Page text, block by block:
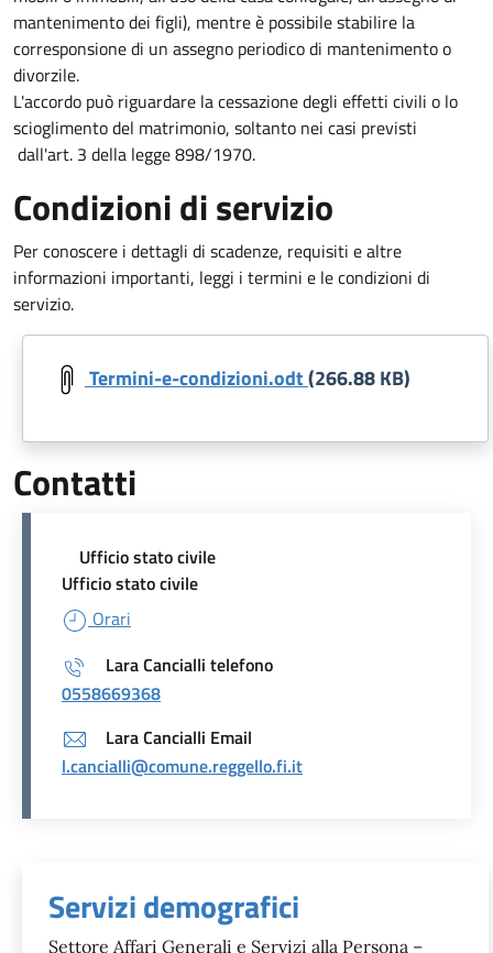
mantenimento dei figli), mentre è possibile stabilire la
corresponsione di un assegno periodico di mantenimento o
divorzile.
L'accordo può riguardare la cessazione degli effetti civili o lo
scioglimento del matrimonio, soltanto nei casi previsti
dall'art. 3 della legge 898/1970.
Condizioni di servizio
Per conoscere i dettagli di scadenze, requisiti e altre
informazioni importanti, leggi i termini e le condizioni di
servizio.
Document
Termini-e-condizioni.odt(266.88 KB)
Contatti
Ufficio stato civile
Ufficio stato civile
Orari
Lara Cancialli telefono
0558669368
Lara Cancialli Email
l.cancialli@comune.reggello.fi.it
Unità organizzativa
Servizi demografici
Settore Affari Generali e Servizi alla Persona –